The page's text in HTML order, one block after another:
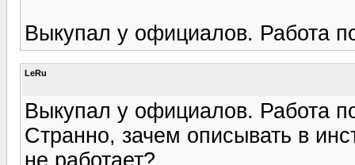
Выкупал у официалов. Работа
LeRu
Выкупал у официалов. Работа
Странно, зачем описывать в
не работает?